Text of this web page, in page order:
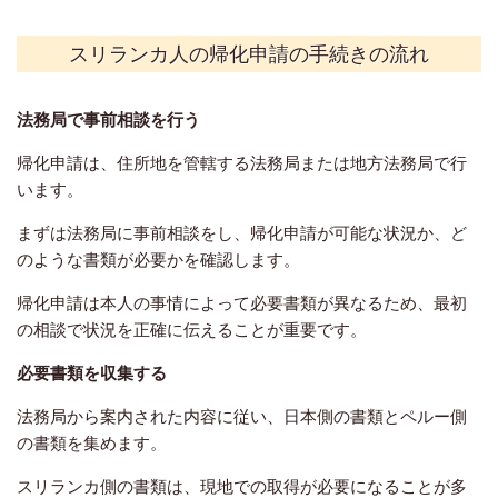
スリランカ人の帰化申請の手続きの流れ
法務局で事前相談を行う
帰化申請は、住所地を管轄する法務局または地方法務局で行
います。
まずは法務局に事前相談をし、帰化申請が可能な状況か、ど
のような書類が必要かを確認します。
帰化申請は本人の事情によって必要書類が異なるため、最初
の相談で状況を正確に伝えることが重要です。
必要書類を収集する
法務局から案内された内容に従い、日本側の書類とペルー側
の書類を集めます。
スリランカ側の書類は、現地での取得が必要になることが多